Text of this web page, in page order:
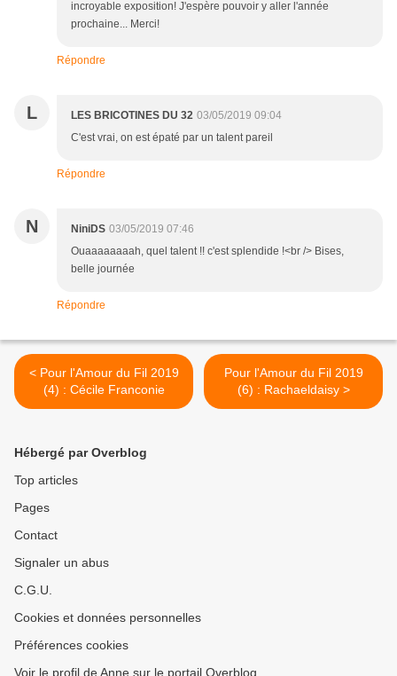
incroyable exposition! J'espère pouvoir y aller l'année
prochaine... Merci!
Répondre
L LES BRICOTINES DU 32 03/05/2019 09:04
C'est vrai, on est épaté par un talent pareil
Répondre
N NiniDS 03/05/2019 07:46
Ouaaaaaaaah, quel talent !! c'est splendide !<br /> Bises,
belle journée
Répondre
< Pour l'Amour du Fil 2019
(4) : Cécile Franconie
Pour l'Amour du Fil 2019
(6) : Rachaeldaisy >
Hébergé par Overblog
Top articles
Pages
Contact
Signaler un abus
C.G.U.
Cookies et données personnelles
Préférences cookies
Voir le profil de Anne sur le portail Overblog